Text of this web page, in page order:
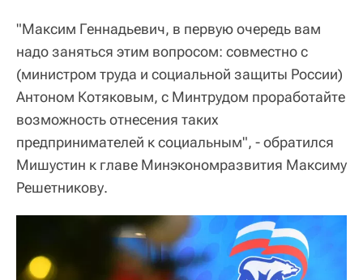
"Максим Геннадьевич, в первую очередь вам
надо заняться этим вопросом: совместно с
(министром труда и социальной защиты России)
Антоном Котяковым, с Минтрудом проработайте
возможность отнесения таких
предпринимателей к социальным", - обратился
Мишустин к главе Минэкономразвития Максиму
Решетникову.